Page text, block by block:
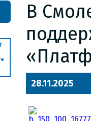
В
28.11.2025